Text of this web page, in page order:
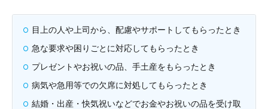
目上の人や上司から、配慮やサポートしてもらったとき
急な要求や困りごとに対応してもらったとき
プレゼントやお祝いの品、手土産をもらったとき
病気や急用等での欠席に対処してもらったとき
結婚・出産・快気祝いなどでお金やお祝いの品を受け取